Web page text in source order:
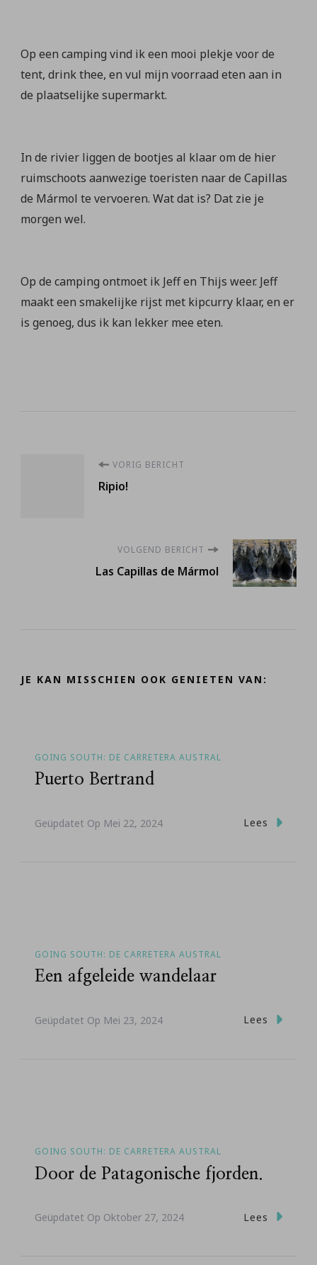
Op een camping vind ik een mooi plekje voor de
tent, drink thee, en vul mijn voorraad eten aan in
de plaatselijke supermarkt.
In de rivier liggen de bootjes al klaar om de hier
ruimschoots aanwezige toeristen naar de Capillas
de Mármol te vervoeren. Wat dat is? Dat zie je
morgen wel.
Op de camping ontmoet ik Jeff en Thijs weer. Jeff
maakt een smakelijke rijst met kipcurry klaar, en er
is genoeg, dus ik kan lekker mee eten.
Berichtnavigatie
VORIG BERICHT
Ripio!
VOLGEND BERICHT
Las Capillas de Mármol
JE KAN MISSCHIEN OOK GENIETEN VAN:
GOING SOUTH: DE CARRETERA AUSTRAL
Puerto Bertrand
Geüpdatet Op Mei 22, 2024 Lees
GOING SOUTH: DE CARRETERA AUSTRAL
Een afgeleide wandelaar
Geüpdatet Op Mei 23, 2024 Lees
GOING SOUTH: DE CARRETERA AUSTRAL
Door de Patagonische fjorden.
Geüpdatet Op Oktober 27, 2024 Lees